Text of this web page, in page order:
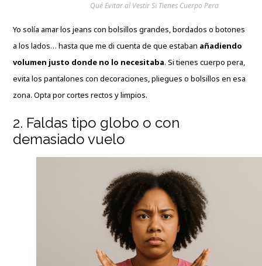
Qué Evitar al Vestir Si Tienes Cuerpo Pera
Yo solía amar los jeans con bolsillos grandes, bordados o botones
a los lados… hasta que me di cuenta de que estaban añadiendo
volumen justo donde no lo necesitaba. Si tienes cuerpo pera,
evita los pantalones con decoraciones, pliegues o bolsillos en esa
zona. Opta por cortes rectos y limpios.
2. Faldas tipo globo o con
demasiado vuelo